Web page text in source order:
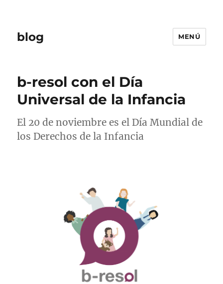
blog MENÚ
b-resol con el Día
Universal de la Infancia
El 20 de noviembre es el Día Mundial de
los Derechos de la Infancia